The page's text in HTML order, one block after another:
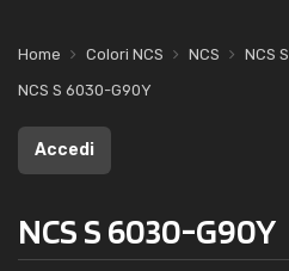
Home Colori NCS NCS
NCS
NCS S 6030-G90Y
Accedi
NCS S 6030-G90Y